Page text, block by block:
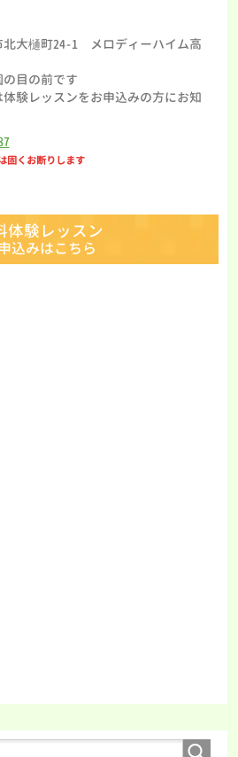
北大樋町24-1 メロディーハイム高
目の前です
験レッスンをお申込みの方にお知
固くお断りします
体験レッスン
込みはこちら